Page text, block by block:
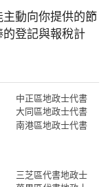
動向你提供的節
登記與報稅計
中正區地政士代書
大同區地政士代書
南港區地政士代書
三芝區代書地政士